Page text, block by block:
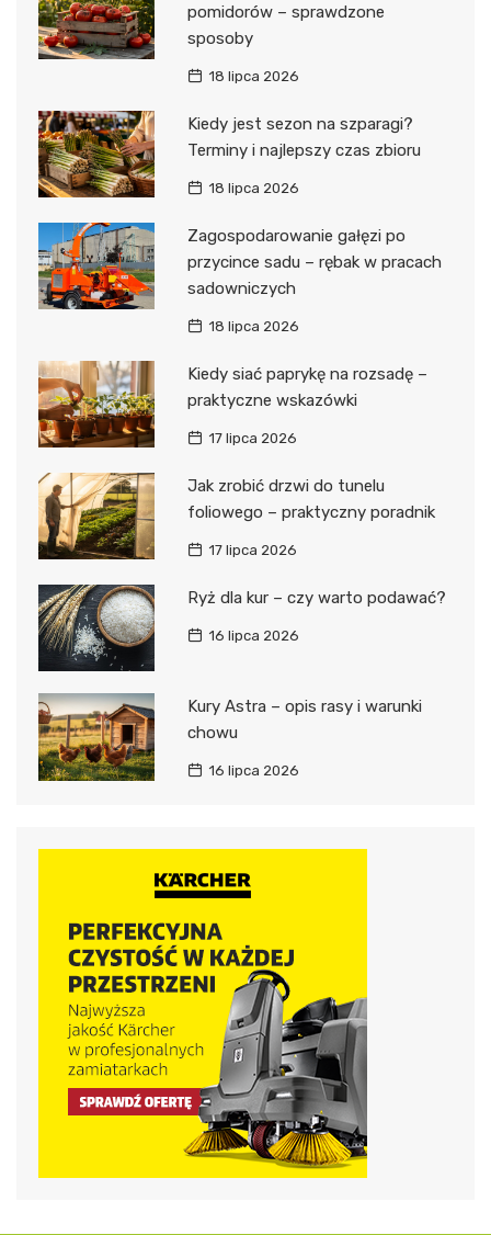
pomidorów – sprawdzone
sposoby
18 lipca 2026
Kiedy jest sezon na szparagi?
Terminy i najlepszy czas zbioru
18 lipca 2026
Zagospodarowanie gałęzi po
przycince sadu – rębak w pracach
sadowniczych
18 lipca 2026
Kiedy siać paprykę na rozsadę –
praktyczne wskazówki
17 lipca 2026
Jak zrobić drzwi do tunelu
foliowego – praktyczny poradnik
17 lipca 2026
Ryż dla kur – czy warto podawać?
16 lipca 2026
Kury Astra – opis rasy i warunki
chowu
16 lipca 2026